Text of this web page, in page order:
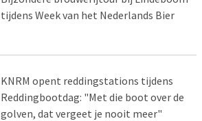
tijdens Week van het Nederlands Bier
KNRM opent reddingstations tijdens
Reddingbootdag: "Met die boot over de
golven, dat vergeet je nooit meer"